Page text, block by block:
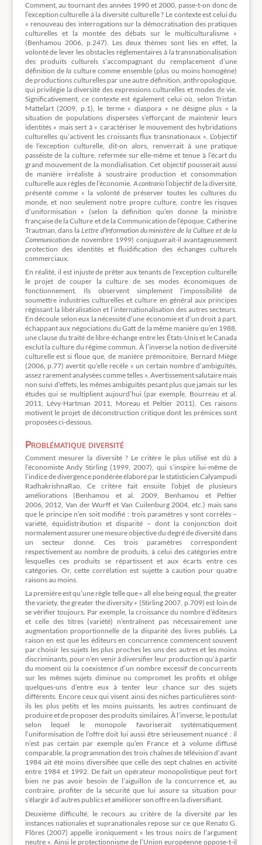
Comment, au tournant des années 1990 et 2000, passe-t-on donc de
l’exception culturelle à la diversité culturelle ? Le contexte est celui du
« renouveau des interrogations sur la démocratisation des pratiques
culturelles et la montée des débats sur le multiculturalisme »
(Benhamou 2006, p.247). Les deux thèmes sont liés en effet, la
volonté de lever les obstacles réglementaires à la transnationalisation
des produits culturels s’accompagnant du remplacement d’une
définition dela culture comme ensemble (plus ou moins homogène)
de productions culturelles par une autre définition, anthropologique,
qui privilégie la diversité des expressions culturelles et modes de vie.
Significativement, ce contexte est également celui où, selon Tristan
Mattelart (2009, p.1), le terme « diaspora » ne désigne plus « la
situation de populations dispersées s’efforçant de maintenir leurs
identités » mais sert à « caractériser le mouvement des hybridations
culturelles qu’activent les croissants flux transnationaux ». L’objectif
de l’exception culturelle, dit-on alors, renverrait à une pratique
passéiste de la culture, refermée sur elle-même et tenue à l’écart du
grand mouvement de la mondialisation. Cet objectif pousserait aussi
de manière irréaliste à soustraire production et consommation
culturelle aux règles de l’économie. A contrariol’objectif de la diversité,
présenté comme « la volonté de préserver toutes les cultures du
monde, et non seulement notre propre culture, contre les risques
d’uniformisation » (selon la définition qu’en donne la ministre
française de la Culture et de la Communication de l’époque, Catherine
Trautman, dans laLettre d’Information du ministère de la Culture et de la
Communicationde novembre 1999) conjuguerait-il avantageusement
protection des identités et fluidification des échanges culturels
commerciaux.
En réalité, il est injuste de prêter aux tenants de l’exception culturelle
le projet de couper la culture de ses modes économiques de
fonctionnement. Ils observent simplement l’impossibilité de
soumettre industries culturelles et culture en général aux principes
régissant la libéralisation et l’internationalisation des autres secteurs.
En découle selon eux la nécessité d’une économie et d’un droit à part,
échappant aux négociations du Gatt de la même manière qu’en 1988,
une clause du traité de libre-échange entre les États-Unis et le Canada
exclut la culture du régime commun. À l’inverse la notion de diversité
culturelle est si floue que, de manière prémonitoire, Bernard Miège
(2006, p.77) avertit qu’elle recèle « un certain nombre d’ambiguïtés,
assez rarement analysées comme telles ». Avertissement salutaire mais
non suivi d’effets, les mêmes ambiguïtés pesant plus que jamais sur les
études qui se multiplient aujourd’hui (par exemple, Bourreau et al.
2011, Lévy-Hartman 2011, Moreau et Peltier 2011). Ces raisons
motivent le projet de déconstruction critique dont les prémices sont
proposées ci-dessous.
Problématique diversité
Comment mesurer la diversité ? Le critère le plus utilisé est dû à
l’économiste Andy Stirling (1999, 2007), qui s’inspire lui-même de
l’indice de divergence pondérée élaboré par le statisticien Calyampudi
RadhakrishnaRao. Ce critère fait ensuite l’objet de plusieurs
améliorations (Benhamou et al. 2009, Benhamou et Peltier
2006, 2012, Van der Wurff et Van Cuilenburg 2004, etc.) mais sans
que le principe n’en soit modifié : trois paramètres y sont corrélés –
variété, équidistribution et disparité – dont la conjonction doit
normalement assurer une mesure objective du degré de diversité dans
un secteur donné. Ces trois paramètres correspondent
respectivement au nombre de produits, à celui des catégories entre
lesquelles ces produits se répartissent et aux écarts entre ces
catégories. Or, cette corrélation est sujette à caution pour quatre
raisons au moins.
La première est qu’une règle telle que « all else being equal, the greater
the variety, the greater the diversity » (Stirling 2007, p.709) est loin de
se vérifier toujours. Par exemple, la croissance du nombre d’éditeurs
et celle des titres (variété) n’entraînent pas nécessairement une
augmentation proportionnelle de la disparité des livres publiés. La
raison en est que les éditeurs en concurrence commencent souvent
par choisir les sujets les plus proches les uns des autres et les moins
discriminants, pour n’en venir à diversifier leur production qu’à partir
du moment où la coexistence d’un nombre excessif de concurrents
sur les mêmes sujets diminue ou compromet les profits et oblige
quelques-uns d’entre eux à tenter leur chance sur des sujets
différents. Encore ceux qui visent ainsi des niches particulières sont-
ils les plus petits et les moins puissants, les autres continuant de
produire et de proposer des produits similaires. À l’inverse, le postulat
selon lequel le monopole favoriserait systématiquement
l’uniformisation de l’offre doit lui aussi être sérieusement nuancé : il
n’est pas certain par exemple qu’en France et à volume diffusé
comparable, la programmation des trois chaînes de télévision d’avant
1984 ait été moins diversifiée que celle des sept chaînes en activité
entre 1984 et 1992. De fait un opérateur monopolistique peut fort
bien ne pas avoir besoin de l’aiguillon de la concurrence et, au
contraire, profiter de la sécurité que lui assure sa situation pour
s’élargir à d’autres publics et améliorer son offre en la diversifiant.
Deuxième difficulté, le recours au critère de la diversité par les
instances nationales et supranationales repose sur ce que Renato G.
Flôres (2007) appelle ironiquement « les trous noirs de l’argument
neutre ». Ainsi le protectionnisme de l’Union européenne oppose-t-il